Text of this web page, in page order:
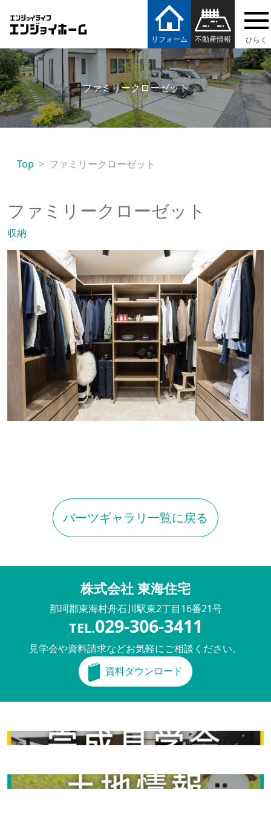
エンジョイホーム
リフォーム 不動産情報
ファミリークローゼット
Top ファミリークローゼット
ファミリークローゼット
収納
バーツギャラリ一覧に戻る
株式会社 東海住宅
那珂郡東海村舟石川駅東2丁目16番21号
TEL.029-306-3411
見学会や資料請求などお気軽にご相談ください。
資料ダウンロード
完成見学会
土地情報